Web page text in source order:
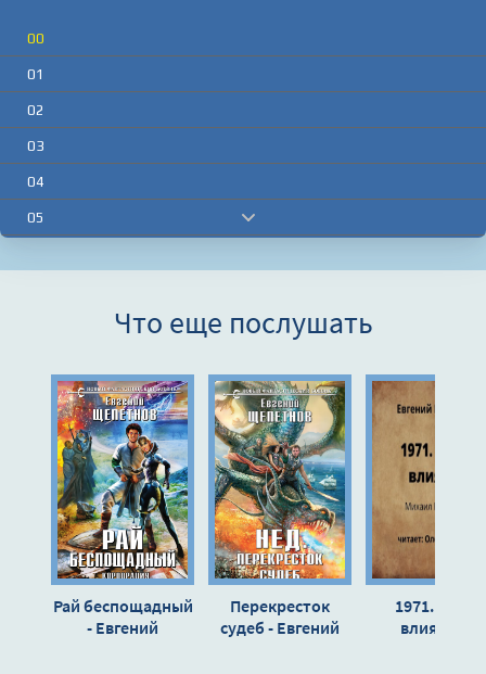
00
01
02
03
04
05
Что еще послушать
Рай беспощадный
- Евгений
Перекресток
судеб - Евгений
1971. Агент
влияния -